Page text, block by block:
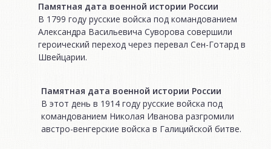
Памятная дата военной истории России
В 1799 году русские войска под командованием
Александра Васильевича Суворова совершили
героический переход через перевал Сен-Готард в
Швейцарии.
Памятная дата военной истории России
В этот день в 1914 году русские войска под
командованием Николая Иванова разгромили
австро-венгерские войска в Галицийской битве.